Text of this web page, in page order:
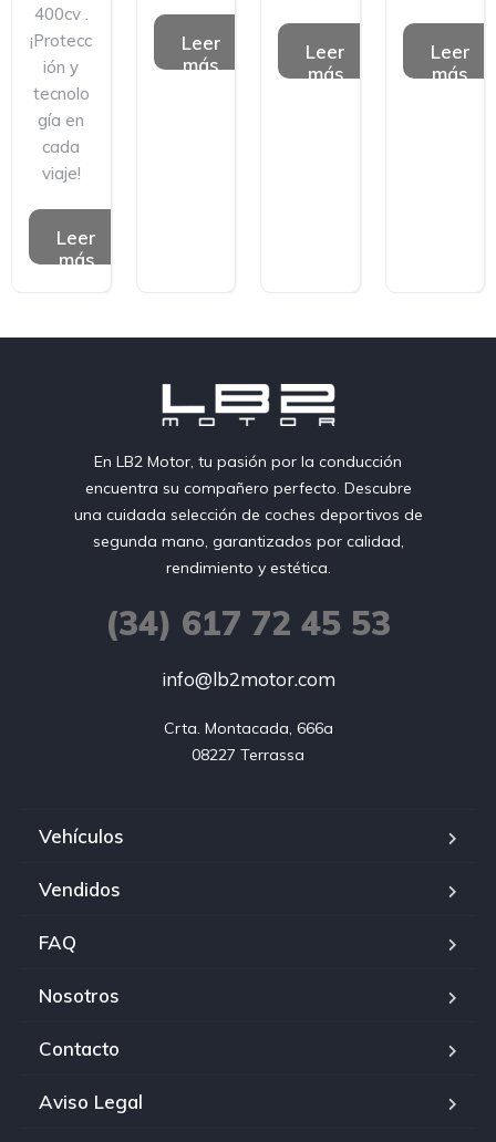
400cv .
¡Protecc
ión y
tecnolo
gía en
cada
viaje!
Leer
más
Leer
más
Leer
más
Leer
más
En LB2 Motor, tu pasión por la conducción
encuentra su compañero perfecto. Descubre
una cuidada selección de coches deportivos de
segunda mano, garantizados por calidad,
rendimiento y estética.
(34) 617 72 45 53
info@lb2motor.com
Crta. Montacada, 666a
08227 Terrassa
Vehículos
Vendidos
FAQ
Nosotros
Contacto
Aviso Legal